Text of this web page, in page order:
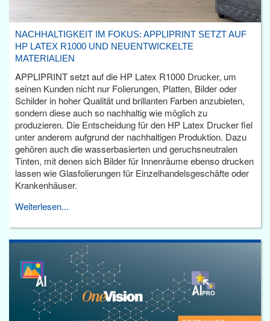
NACHHALTIGKEIT IM FOKUS: APPLIPRINT SETZT AUF
HP LATEX R1000 UND NEUENTWICKELTE
MATERIALIEN
APPLIPRINT setzt auf die HP Latex R1000 Drucker, um
seinen Kunden nicht nur Folierungen, Platten, Bilder oder
Schilder in hoher Qualität und brillanten Farben anzubieten,
sondern diese auch so nachhaltig wie möglich zu
produzieren. Die Entscheidung für den HP Latex Drucker fiel
unter anderem aufgrund der nachhaltigen Produktion. Dazu
gehören auch die wasserbasierten und geruchsneutralen
Tinten, mit denen sich Bilder für Innenräume ebenso drucken
lassen wie Glasfolierungen für Einzelhandelsgeschäfte oder
Krankenhäuser.
Weiterlesen...